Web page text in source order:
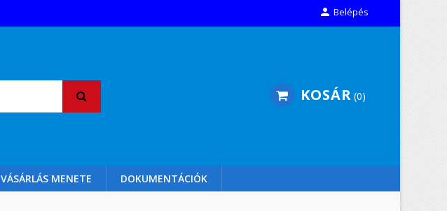
 Belépés
KOSÁR 0
VÁSÁRLÁS MENETE DOKUMENTÁCIÓK